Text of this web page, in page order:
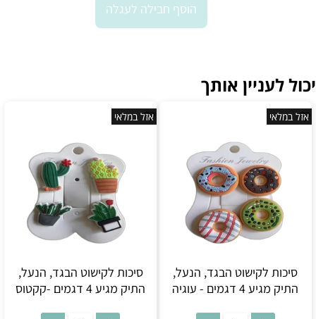
הוסף חבילה לעגלה
יכול לעניין אותך
אזל במלאי
סיכות לקישוט הבגד, הנעל,
התיק מגיע 4 דגמים - עוגיה
אזל במלאי
סיכות לקישוט הבגד, הנעל,
התיק מגיע 4 דגמים -קקטוס